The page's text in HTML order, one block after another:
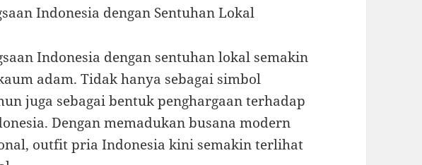
Indonesia dengan Sentuhan Lokal
Indonesia dengan sentuhan lokal semakin
adam. Tidak hanya sebagai simbol
juga sebagai bentuk penghargaan terhadap
Dengan memadukan busana modern
outfit pria Indonesia kini semakin terlihat